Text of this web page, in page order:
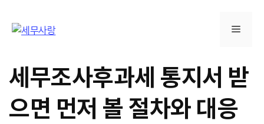
메
뉴
세무조사후과세 통지서 받
으면 먼저 볼 절차와 대응